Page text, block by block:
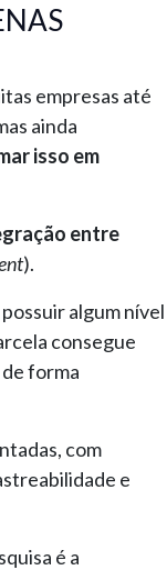
empresas até
ainda
isso em
entre
).
algum nível
consegue
de forma
com
e
é a